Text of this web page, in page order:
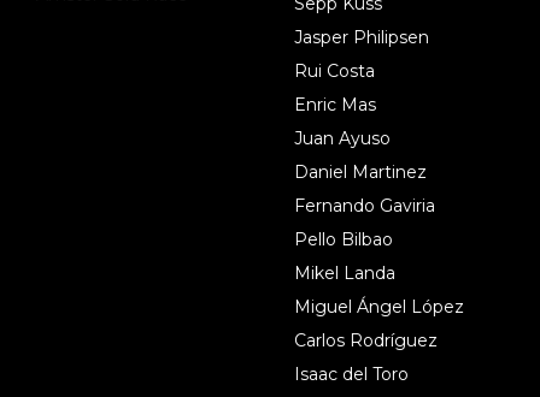
Jasper Philipsen
Rui Costa
Enric Mas
Juan Ayuso
Daniel Martinez
Fernando Gaviria
Pello Bilbao
Mikel Landa
Miguel Ángel López
Carlos Rodríguez
Isaac del Toro